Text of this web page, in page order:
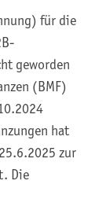
für die
geworden
(BMF)
hat
zur
Die